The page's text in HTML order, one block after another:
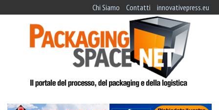
Chi Siamo Contatti innovativepress.eu